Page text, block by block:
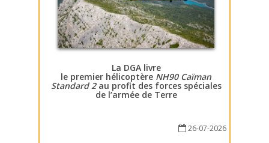
La DGA livre
le premier hélicoptère NH90 Caïman
Standard 2au profit des forces spéciales
de l’armée de Terre
26-07-2026